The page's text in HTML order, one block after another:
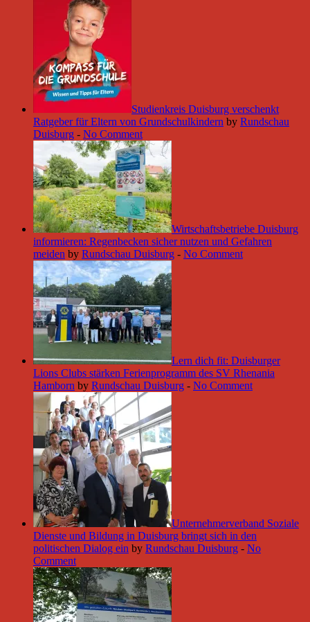
Studienkreis Duisburg verschenkt
Ratgeber für Eltern von Grundschulkindern by Rundschau
Duisburg - No Comment
Wirtschaftsbetriebe Duisburg
informieren: Regenbecken sicher nutzen und Gefahren
meiden by Rundschau Duisburg - No Comment
Lern dich fit: Duisburger
Lions Clubs stärken Ferienprogramm des SV Rhenania
Hamborn by Rundschau Duisburg - No Comment
Unternehmerverband Soziale
Dienste und Bildung in Duisburg bringt sich in den
politischen Dialog ein by Rundschau Duisburg - No
Comment